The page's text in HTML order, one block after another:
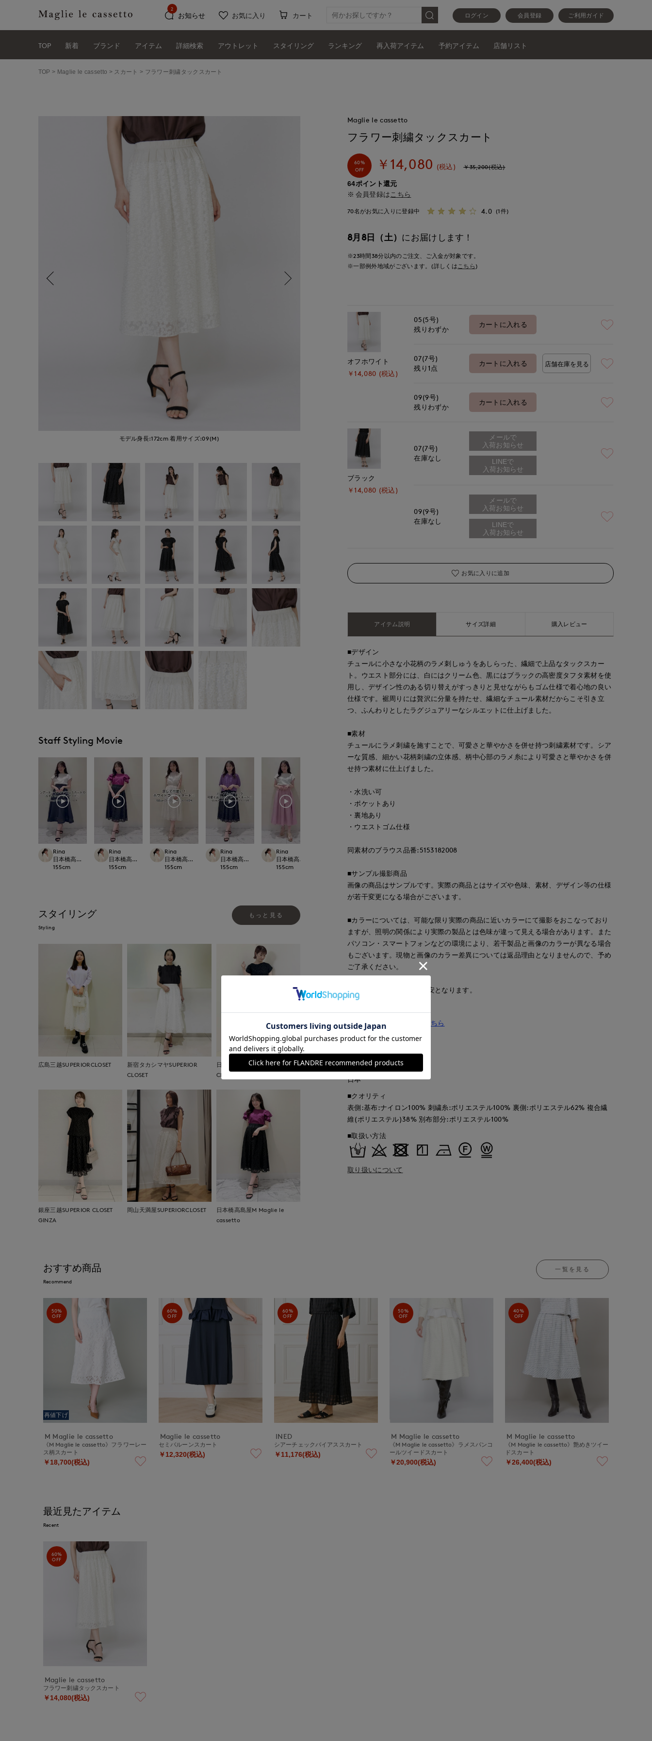
ログイン 会員登録 ご利用ガイド
お知らせ
2
お気に入り カート
TOP 新着 ブランド アイテム 詳細検索 アウトレット スタイリング ランキング 再入荷アイテム 予約アイテム 店舗リスト
TOP Maglie le cassetto スカート フラワー刺繍タックスカート
モデル身長:172cm 着用サイズ:09(M)
Staff Styling Movie
Rina
日本橋高島屋M Maglie le cassetto
155cm
Rina
日本橋高島屋M Maglie le cassetto
155cm
Rina
日本橋高島屋M Maglie le cassetto
155cm
Rina
日本橋高島屋M Maglie le cassetto
155cm
Rina
日本橋高島屋M Maglie le cassetto
155cm
Mikiko
kie
スタイリング
Styling
もっと見る
広島三越SUPERIORCLOSET
新宿タカシマヤSUPERIOR
CLOSET
日本橋高島屋SC SUPERIOR
CLOSET
銀座三越SUPERIOR CLOSET
GINZA
岡山天満屋SUPERIORCLOSET
日本橋高島屋M Maglie le
cassetto
Maglie le cassetto
フラワー刺繍タックスカート
60%
OFF
￥14,080 (税込) ￥35,200(税込)
64ポイント還元
会員登録は こちら
70名がお気に入りに登録中 4.0 (1件)
8月8日（土） にお届けします！
※23時間38分以内のご注文、ご入金が対象です。
※一部例外地域がございます。(詳しくはこちら )
オフホワイト
￥14,080 (税込)
05(5号)
残りわずか
カートに入れる
07(7号)
残り1点
カートに入れる 店舗在庫を見る
09(9号)
残りわずか
カートに入れる
ブラック
￥14,080 (税込)
07(7号)
在庫なし
メールで
入荷お知らせ
09(9号)
在庫なし
メールで
入荷お知らせ
お気に入りに追加
アイテム説明 サイズ詳細 購入レビュー
■デザイン
チュールに小さな小花柄のラメ刺しゅうをあしらった、繊細で上品なタックスカー
ト。ウエスト部分には、白にはクリーム色、黒にはブラックの高密度タフタ素材を使
用し、デザイン性のある切り替えがすっきりと見せながらもゴム仕様で着心地の良い
仕様です。裾周りには贅沢に分量を持たせ、繊細なチュール素材だからこそ引き立
つ、ふんわりとしたラグジュアリーなシルエットに仕上げました。
■素材
チュールにラメ刺繍を施すことで、可愛さと華やかさを併せ持つ刺繍素材です。シア
ーな質感、細かい花柄刺繍の立体感、柄中心部のラメ糸により可愛さと華やかさを併
せ持つ素材に仕上げました。
・水洗い可
・ポケットあり
・裏地あり
・ウエストゴム仕様
同素材のブラウス品番:5153182008
■サンプル撮影商品
画像の商品はサンプルです。実際の商品とはサイズや色味、素材、デザイン等の仕様
が若干変更になる場合がございます。
■カラーについては、可能な限り実際の商品に近いカラーにて撮影をおこなっており
ますが、照明の関係により実際の製品とは色味が違って見える場合があります。また
パソコン・スマートフォンなどの環境により、若干製品と画像のカラーが異なる場合
もございます。現物と画像のカラー差異については返品理由となりませんので、予め
ご了承ください。
■サイズ表記はあくまで目安となります。
同素材のブラウス品番はこちら
■品番
■原産国
日本
■クオリティ
表側:基布:ナイロン100% 刺繍糸:ポリエステル100% 裏側:ポリエステル62% 複合繊
維(ポリエステル)38% 別布部分:ポリエステル100%
■取扱い方法
取り扱いについて
おすすめ商品
Recommend
一覧を見る
50%
OFF
再値下げ
M Maglie le cassetto
《M Maglie le cassetto》フラワーレー
ス柄スカート
￥18,700(税込)
60%
OFF
Maglie le cassetto
セミバルーンスカート
￥12,320(税込)
60%
OFF
INED
シアーチェックバイアススカート
￥11,176(税込)
50%
OFF
M Maglie le cassetto
《M Maglie le cassetto》ラメスパンコ
ールツイードスカート
￥20,900(税込)
40%
OFF
M Maglie le cassetto
《M Maglie le cassetto》艶めきツイー
ドスカート
￥26,400(税込)
最近見たアイテム
Recent
60%
OFF
Maglie le cassetto
フラワー刺繍タックスカート
￥14,080(税込)